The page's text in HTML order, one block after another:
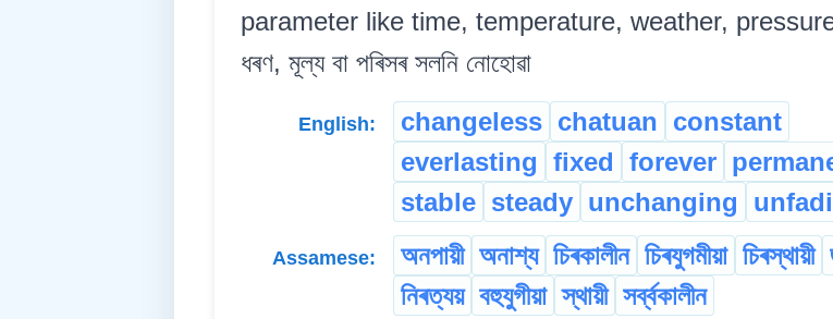
parameter like time, temperature, weather, pressure
ধৰণ, মূল্য বা পৰিসৰ সলনি নোহোৱা
English: changeless chatuan constant
everlasting fixed forever
stable steady unchanging
Assamese: অনপায়ী অনাশ্য চিৰকালীন চিৰযুগমীয়া চিৰস্থায়ী
নিৰত্যয় বহুযুগীয়া স্থায়ী সৰ্ব্বকালীন